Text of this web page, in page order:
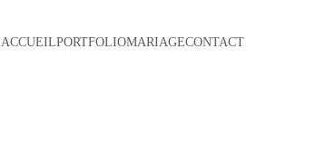
ACCUEILPORTFOLIOMARIAGECONTACT